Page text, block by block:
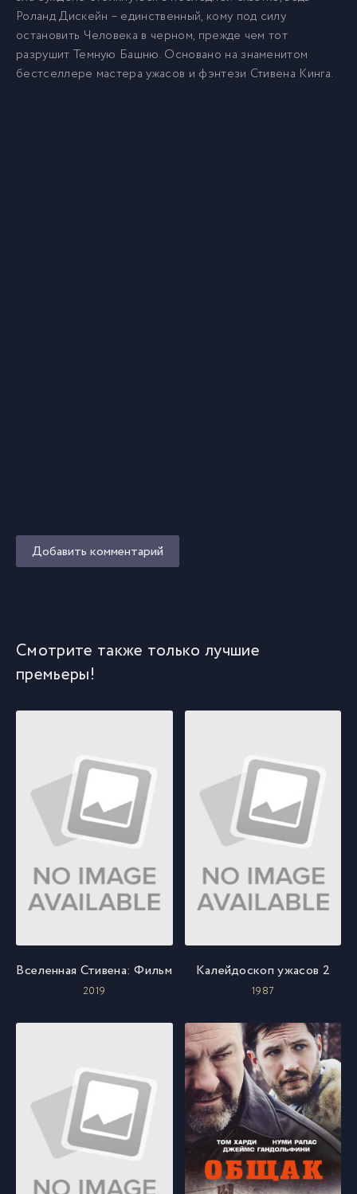
Роланд Дискейн – единственный, кому под силу
остановить Человека в черном, прежде чем тот
разрушит Темную Башню. Основано на знаменитом
бестселлере мастера ужасов и фэнтези Стивена Кинга.
Добавить комментарий
Смотрите также только лучшие
премьеры!
Вселенная Стивена: Фильм
2019
Калейдоскоп ужасов 2
1987